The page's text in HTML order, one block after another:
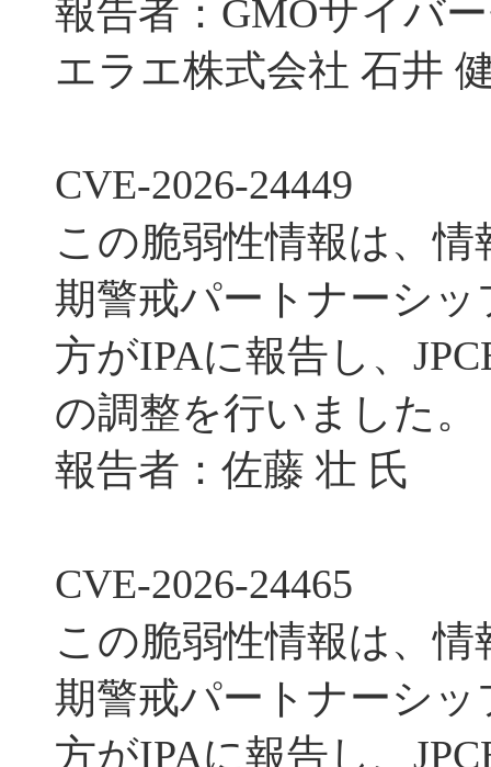
報告者：GMOサイバ
エラエ株式会社 石井
CVE-2026-24449
この脆弱性情報は、
期警戒パートナーシ
方がIPAに報告し、
の調整を行いました。
報告者：佐藤 壮 氏
CVE-2026-24465
この脆弱性情報は、
期警戒パートナーシ
方がIPAに報告し、